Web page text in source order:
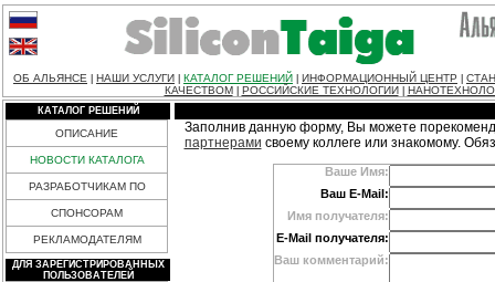
ОБ АЛЬЯНСЕ НАШИ УСЛУГИ КАТАЛОГ РЕШЕНИЙ ИНФОРМАЦИОННЫЙ ЦЕНТР
КАЧЕСТВОМ
РОССИЙСКИЕ ТЕХНОЛОГИИ
КАТАЛОГ РЕШЕНИЙ
ОПИСАНИЕ
НОВОСТИ КАТАЛОГА
РАЗРАБОТЧИКАМ ПО
СПОНСОРАМ
РЕКЛАМОДАТЕЛЯМ
ДЛЯ ЗАРЕГИСТРИРОВАННЫХ
ПОЛЬЗОВАТЕЛЕЙ
Заполнив данную форму, Вы можете
партнерами своему коллеге или знакомому.
Ваше Имя:
Ваш E-Mail:
Имя получателя:
E-Mail получателя:
Ваш комментарий: